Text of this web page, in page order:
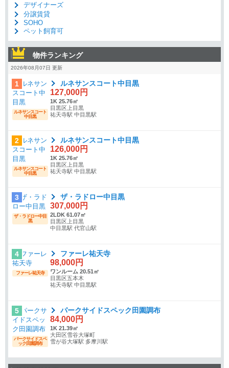
デザイナーズ
分譲賃貸
SOHO
ペット飼育可
物件ランキング
2026年08月07日 更新
1
ルネサンスコート
中目黒
ルネサンスコート中目黒
127,000円
1K 25.76㎡
目黒区上目黒
祐天寺駅 中目黒駅
2
ルネサンスコート
中目黒
ルネサンスコート中目黒
126,000円
1K 25.76㎡
目黒区上目黒
祐天寺駅 中目黒駅
3
ザ・ラドロー中目
黒
ザ・ラドロー中目黒
307,000円
2LDK 61.07㎡
目黒区上目黒
中目黒駅 代官山駅
4
ファーレ祐天寺
ファーレ祐天寺
98,000円
ワンルーム 20.51㎡
目黒区五本木
祐天寺駅 中目黒駅
5
パークサイドスペ
ック田園調布
パークサイドスペック田園調布
84,000円
1K 21.39㎡
大田区雪谷大塚町
雪が谷大塚駅 多摩川駅